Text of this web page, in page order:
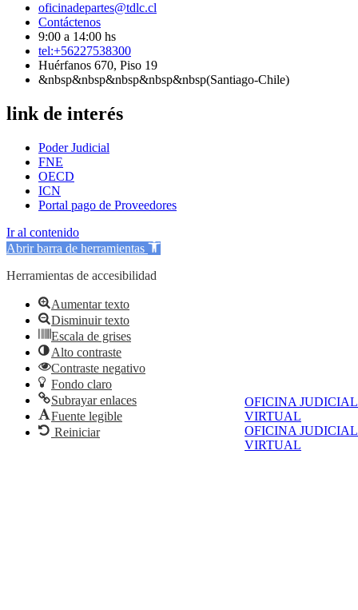
OFICINA JUDICIAL
VIRTUAL
OFICINA JUDICIAL
VIRTUAL
oficinadepartes@tdlc.cl
Contáctenos
9:00 a 14:00 hs
tel:+56227538300
Huérfanos 670, Piso 19
&nbsp&nbsp&nbsp&nbsp&nbsp(Santiago-Chile)
link de interés
Poder Judicial
FNE
OECD
ICN
Portal pago de Proveedores
Ir al contenido
Abrir barra de herramientas
Herramientas de accesibilidad
Aumentar texto
Disminuir texto
Escala de grises
Alto contraste
Contraste negativo
Fondo claro
Subrayar enlaces
Fuente legible
Reiniciar